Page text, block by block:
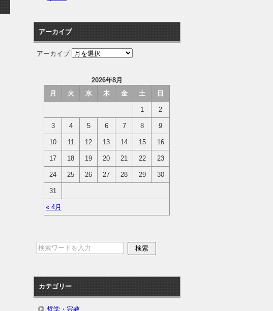
アーカイブ
アーカイブ
2026年8月
月
火 水 木 金 土 日
« 4月
1 2
3 4 5 6 7 8 9
10 11 12 13 14 15 16
17 18 19 20 21 22 23
24 25 26 27 28 29 30
31
カテゴリー
哲学・宗教